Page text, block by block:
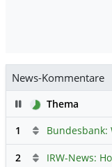
News-Kommentare
PauseThema
1
2